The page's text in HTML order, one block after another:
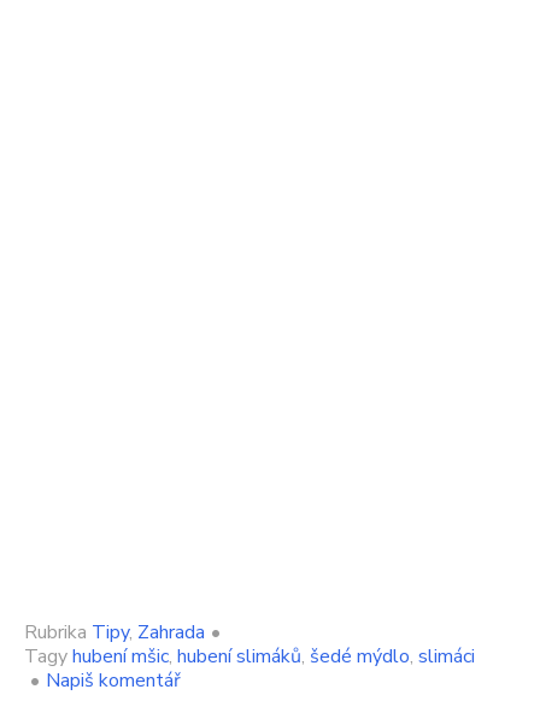
Rubrika Tipy, Zahrada •
Tagyhubení mšic, hubení slimáků, šedé mýdlo, slimáci
• Napiš komentářon